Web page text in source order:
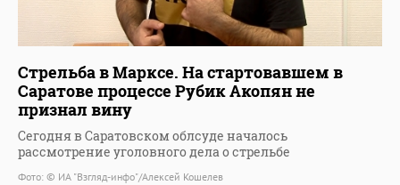
Стрельба в Марксе. На стартовавшем в
Саратове процессе Рубик Акопян не
признал вину
Сегодня в Саратовском облсуде началось
рассмотрение уголовного дела о стрельбе
Фото: © ИА "Взгляд-инфо"/Алексей Кошелев